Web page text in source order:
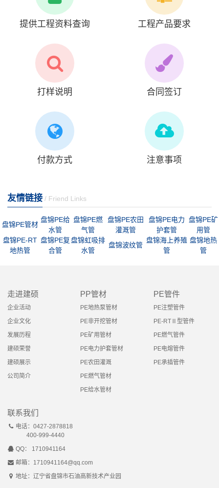
提供工程资料查询 工程产品要求
打样说明 合同签订
付款方式 注意事项
友情链接 / Friend Links
盘锦PE管材
盘锦PE给
水管
盘锦PE燃
气管
盘锦PE农田
灌溉管
盘锦PE电力
护套管
盘锦PE矿
用管
盘锦PE-RT
地热管
盘锦PE复
合管
盘锦虹吸排
水管
盘锦波纹管
盘锦海上养殖
管
盘锦地热
管
走进建硕
企业活动
企业文化
发展历程
建硕荣誉
建硕展示
公司简介
PP管材
PE地热泵管材
PE非开挖管材
PE矿用管材
PE电力护套管材
PE农田灌溉
PE燃气管材
PE给水管材
PE管件
PE注塑管件
PE-RTⅡ型管件
PE燃气管件
PE电熔管件
PE承插管件
联系我们
电话：0427-2878818
400-999-4440
QQ： 1710941164
邮箱：1710941164@qq.com
地址：辽宁省盘锦市石油高新技术产业园